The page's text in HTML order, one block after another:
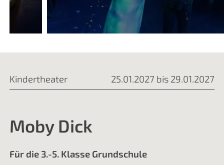
Kindertheater 25.01.2027 bis 29.01.2027
Moby Dick
Für die 3.-5. Klasse Grundschule